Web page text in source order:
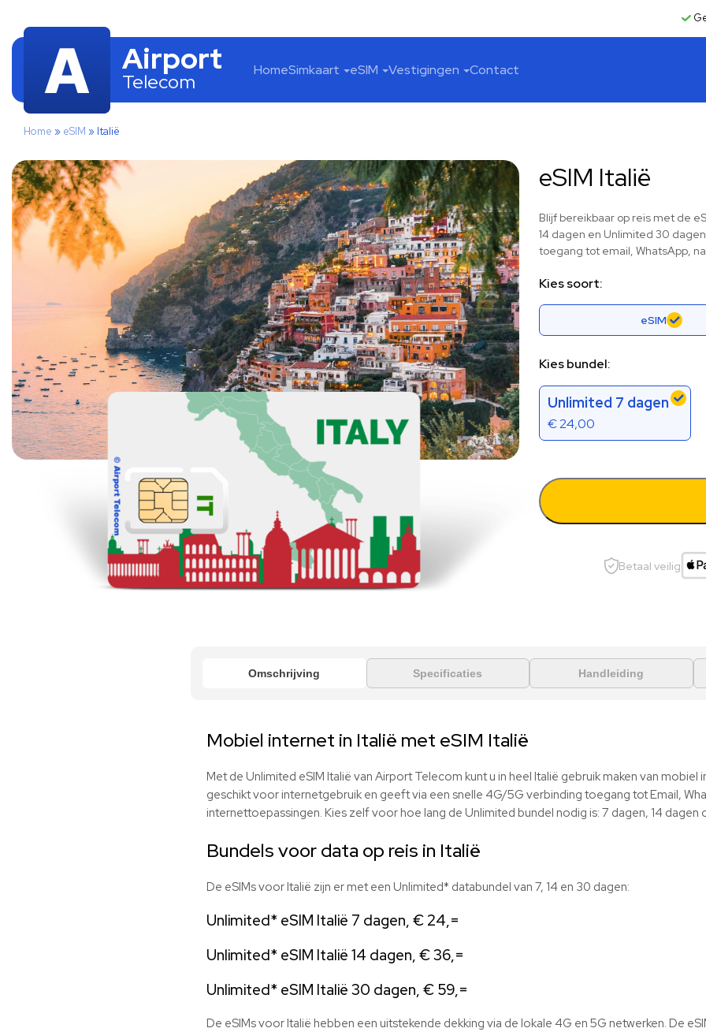
Airport
Telecom HomeSimkaart eSIM Vestigingen Contact
Home » eSIM » Italië
eSIM Italië
Blijf bereikbaar op reis met de
14 dagen en Unlimited 30
toegang tot email, WhatsApp,
Kies soort:
eSIM
Kies bundel:
Unlimited 7 dagen
€24,00
Betaal veilig
Omschrijving Specificaties Handleiding
Mobiel internet in Italië met eSIM Italië
Met de Unlimited eSIM Italië van Airport Telecom kunt u in heel Italië gebruik maken van mobiel
geschikt voor internetgebruik en geeft via een snelle 4G/5G verbinding toegang tot Email,
internettoepassingen. Kies zelf voor hoe lang de Unlimited bundel nodig is: 7 dagen, 14 dagen
Bundels voor data op reis in Italië
De eSIMs voor Italië zijn er met een Unlimited* databundel van 7, 14 en 30 dagen:
Unlimited* eSIM Italië 7 dagen, € 24,=
Unlimited* eSIM Italië 14 dagen, € 36,=
Unlimited* eSIM Italië 30 dagen, € 59,=
De eSIMs voor Italië hebben een uitstekende dekking via de lokale 4G en 5G netwerken. De